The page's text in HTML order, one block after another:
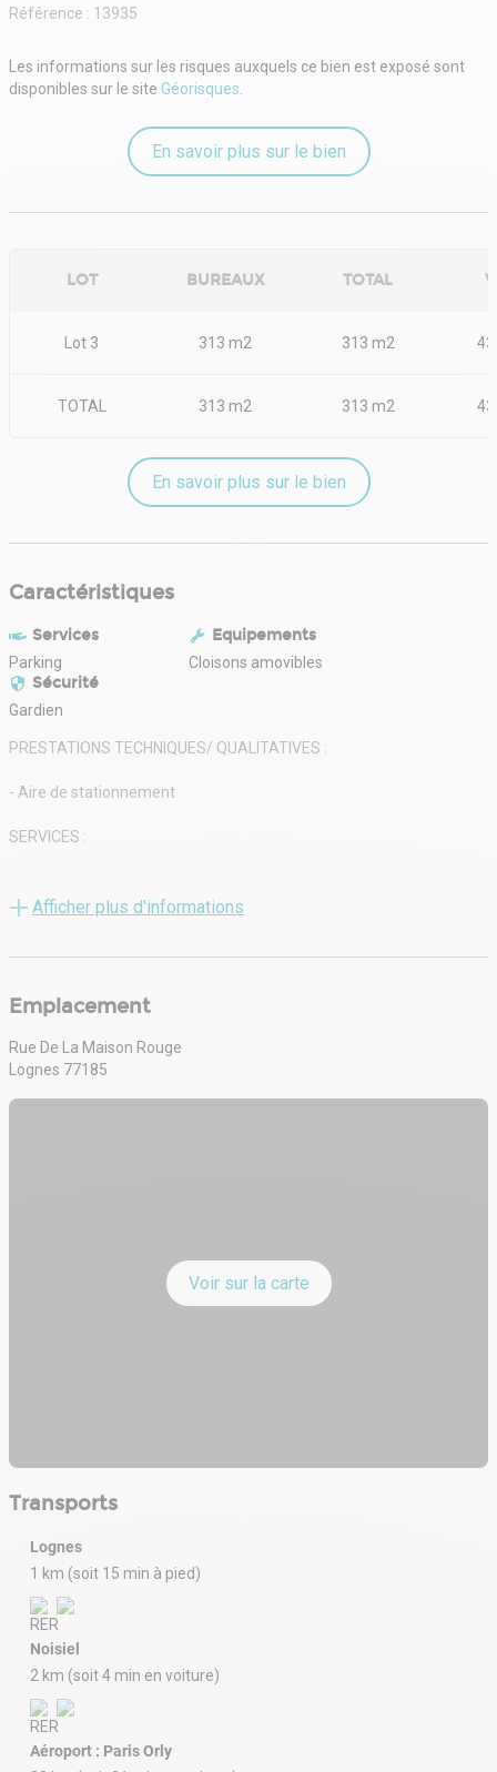
TF (2025) : 9 001 €
Référence : 13935
Les informations sur les risques auxquels ce bien est exposé sont
disponibles sur le site Géorisques.
En savoir plus sur le bien
LOT BUREAUX TOTAL
Lot 3 313 m2 313 m2
TOTAL 313 m2 313 m2
En savoir plus sur le bien
Caractéristiques
Services
Parking
Equipements
Cloisons amovibles
Sécurité
Gardien
PRESTATIONS TECHNIQUES/ QUALITATIVES :
- Aire de stationnement
SERVICES :
SÉCURITÉ :
- Site clos et sécurisé
- Contrôle d'accès par badge électronique
- Proche collège
- Proche gare / RER
- Proche sortie autoroute
Afficher plus d'informations
Emplacement
Rue De La Maison Rouge
Lognes 77185
Voir sur la carte
Transports
Lognes
1 km (soit 15 min à pied)
Noisiel
2 km (soit 4 min en voiture)
Aéroport : Paris Orly